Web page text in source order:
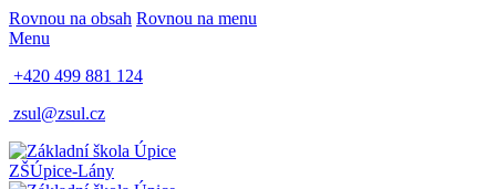
Rovnou na obsah Rovnou na menu
Menu
+420 499 881 124
zsul@zsul.cz
ZŠÚpice-Lány